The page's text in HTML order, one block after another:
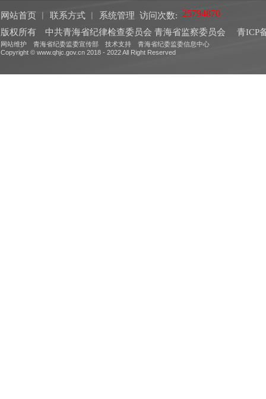
网站首页 联系方式 系统管理 访问次数:
版权所有 中共青海省纪律检查委员会 青海省监察委员会
青ICP
网站维护 青海省纪委监委宣传部 技术支持 青海省纪委监委信息中心
Copyright © www.qhjc.gov.cn 2018 - 2022 All Right Reserved